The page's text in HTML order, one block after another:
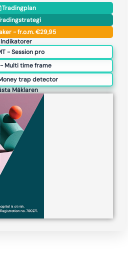
Tradingplan
- fr.o.m. €29,95
Indikatorer
- Session pro
- Multi time frame
trap detector
Mäklaren